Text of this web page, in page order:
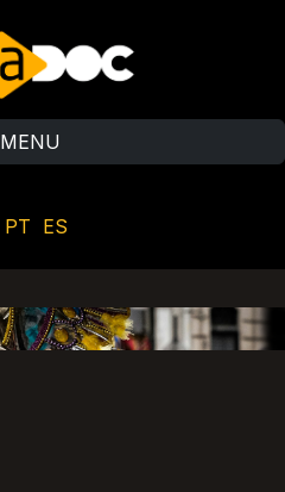
MENU
PT ES